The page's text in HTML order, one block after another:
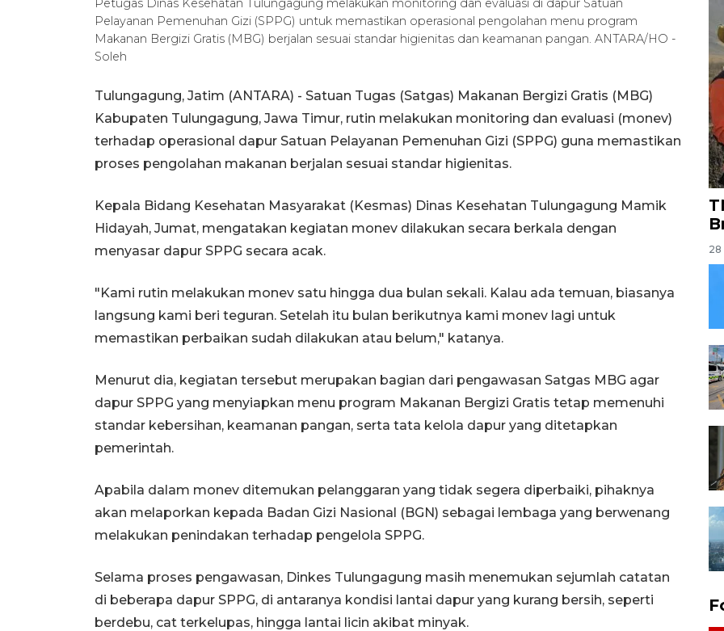
Petugas Dinas Kesehatan Tulungagung melakukan monitoring dan evaluasi di dapur Satuan
Pelayanan Pemenuhan Gizi (SPPG) untuk memastikan operasional pengolahan menu program
Makanan Bergizi Gratis (MBG) berjalan sesuai standar higienitas dan keamanan pangan. ANTARA/HO -
Soleh
Tulungagung, Jatim (ANTARA) - Satuan Tugas (Satgas) Makanan Bergizi Gratis (MBG)
Kabupaten Tulungagung, Jawa Timur, rutin melakukan monitoring dan evaluasi (monev)
terhadap operasional dapur Satuan Pelayanan Pemenuhan Gizi (SPPG) guna memastikan
proses pengolahan makanan berjalan sesuai standar higienitas.
Kepala Bidang Kesehatan Masyarakat (Kesmas) Dinas Kesehatan Tulungagung Mamik
Hidayah, Jumat, mengatakan kegiatan monev dilakukan secara berkala dengan
menyasar dapur SPPG secara acak.
"Kami rutin melakukan monev satu hingga dua bulan sekali. Kalau ada temuan, biasanya
langsung kami beri teguran. Setelah itu bulan berikutnya kami monev lagi untuk
memastikan perbaikan sudah dilakukan atau belum," katanya.
Menurut dia, kegiatan tersebut merupakan bagian dari pengawasan Satgas MBG agar
dapur SPPG yang menyiapkan menu program Makanan Bergizi Gratis tetap memenuhi
standar kebersihan, keamanan pangan, serta tata kelola dapur yang ditetapkan
pemerintah.
Apabila dalam monev ditemukan pelanggaran yang tidak segera diperbaiki, pihaknya
akan melaporkan kepada Badan Gizi Nasional (BGN) sebagai lembaga yang berwenang
melakukan penindakan terhadap pengelola SPPG.
Selama proses pengawasan, Dinkes Tulungagung masih menemukan sejumlah catatan
di beberapa dapur SPPG, di antaranya kondisi lantai dapur yang kurang bersih, seperti
berdebu, cat terkelupas, hingga lantai licin akibat minyak.
28